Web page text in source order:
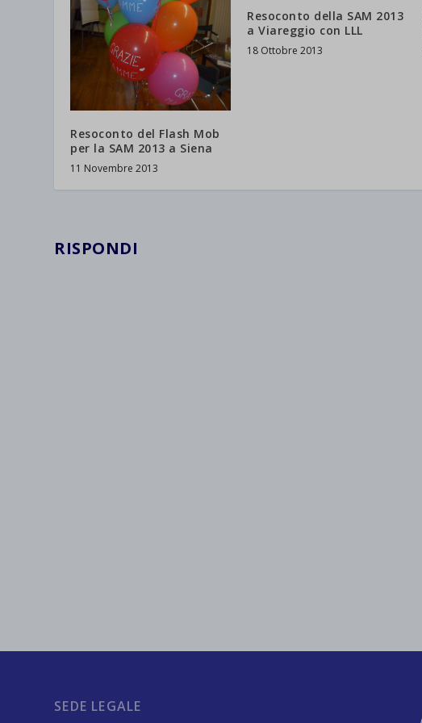
Resoconto del Flash Mob
per la SAM 2013 a Siena
11 Novembre 2013
Resoconto della SAM 2013
a Viareggio con LLL
18 Ottobre 2013
RISPONDI
SEDE LEGALE